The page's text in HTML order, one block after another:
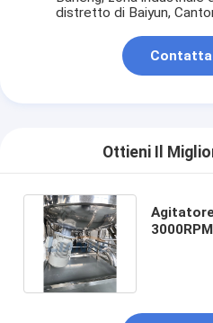
distretto di Baiyun,
Ottieni Il